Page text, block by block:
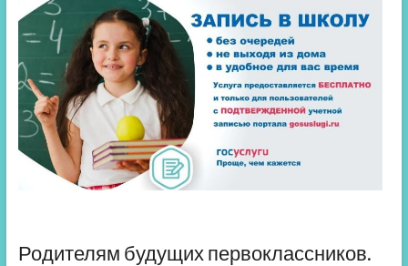
Родителям будущих первоклассников.